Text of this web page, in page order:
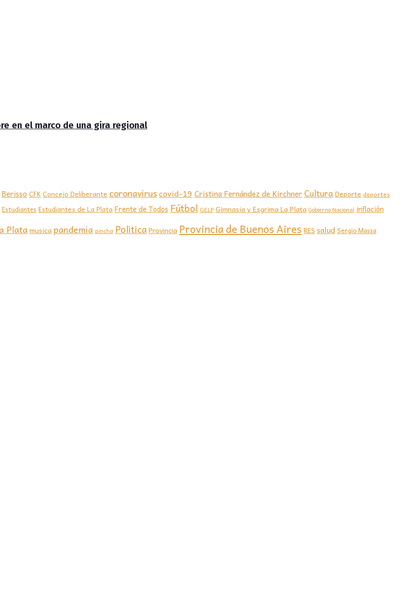
en el marco de una gira regional
Berisso CFKConcejo Deliberante coronaviruscovid-19 Cristina Fernández de Kirchner Cultura Deporte deportes
Estudiantes Estudiantes de La PlataFrente de Todos Fútbol GELP Gimnasia y Esgrima La Plata Gobierno Nacional inflación
Plata musicapandemia pincha PoliticaProvincia Provincia de Buenos Aires RES saludSergio Massa